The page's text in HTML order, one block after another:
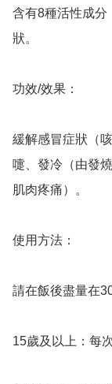
含有8種活性成分
狀。
功效/效果：
緩解感冒症狀（
嚏、發冷（由發
肌肉疼痛）。
使用方法：
請在飯後盡量在
15歲及以上：每